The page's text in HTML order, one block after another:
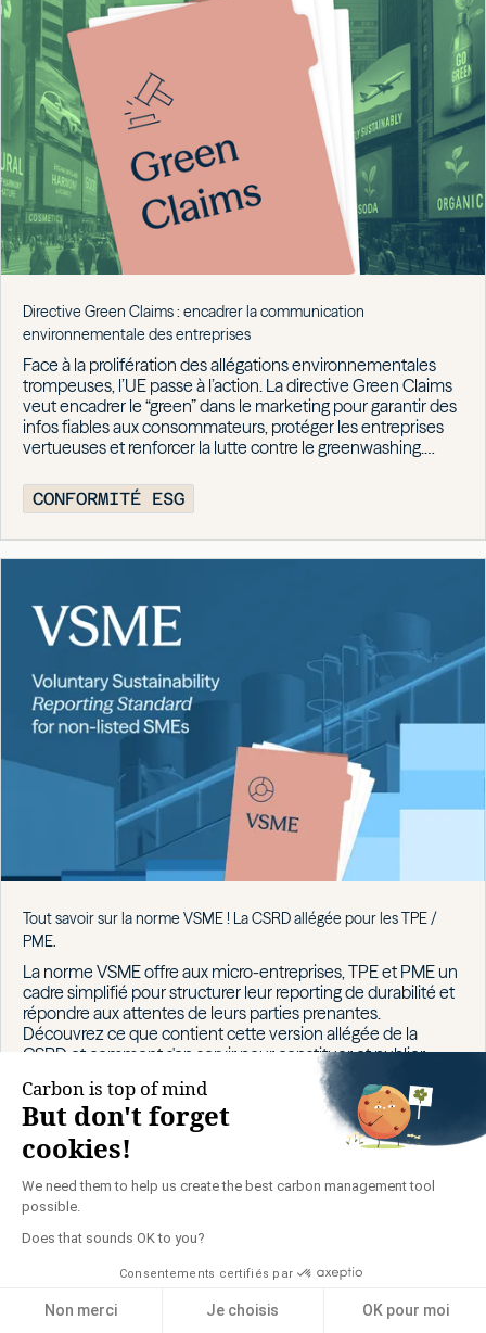
Directive Green Claims : encadrer la communication
environnementale des entreprises
Face à la prolifération des allégations environnementales
trompeuses, l’UE passe à l’action. La directive Green Claims
veut encadrer le “green” dans le marketing pour garantir des
infos fiables aux consommateurs, protéger les entreprises
vertueuses et renforcer la lutte contre le greenwashing.
CONFORMITÉ ESG
Tout savoir sur la norme VSME ! La CSRD allégée pour les TPE /
PME.
La norme VSME offre aux micro-entreprises, TPE et PME un
cadre simplifié pour structurer leur reporting de durabilité et
répondre aux attentes de leurs parties prenantes.
Découvrez ce que contient cette version allégée de la
CSRD et comment s'en servir pour constituer et publier
IMPACT & RSE